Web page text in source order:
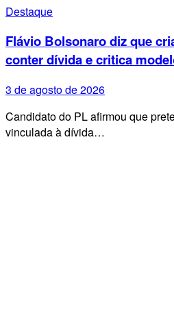
Destaque
Flávio Bolsonaro diz que
conter dívida e critica
3 de agosto de 2026
Candidato do PL afirmou que
vinculada à dívida…